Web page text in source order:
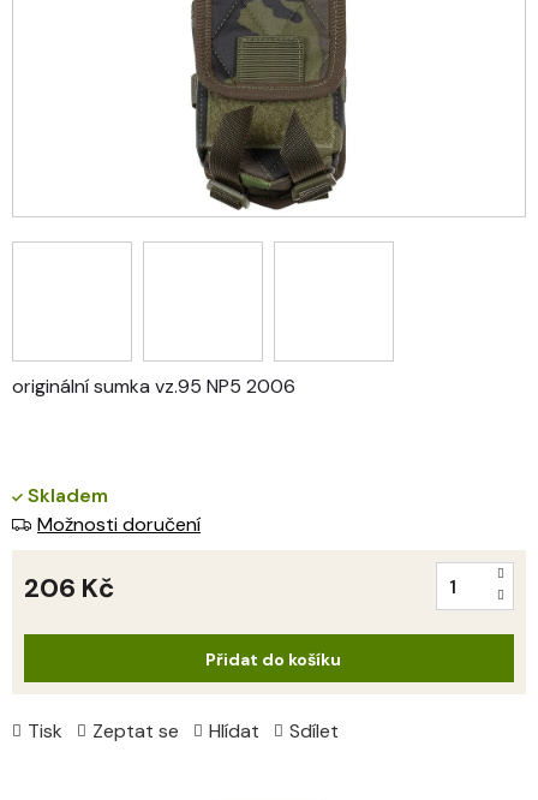
originální sumka vz.95 NP5 2006
Tisk Zeptat se Hlídat Sdílet
Skladem
Možnosti doručení
206 Kč
Přidat do košíku